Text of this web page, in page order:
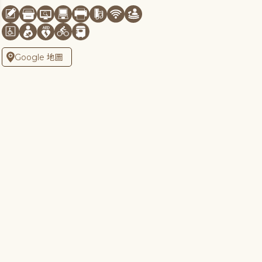
Google 地圖